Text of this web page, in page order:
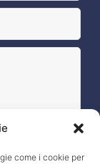
come i cookie per